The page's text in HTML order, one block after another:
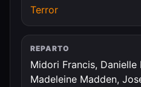
Terror
REPARTO
Midori Francis, Danielle
Madeleine Madden,